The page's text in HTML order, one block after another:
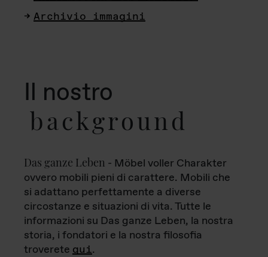
Archivio immagini
Il nostro
background
Das ganze Leben - Möbel voller Charakter
ovvero mobili pieni di carattere. Mobili che
si adattano perfettamente a diverse
circostanze e situazioni di vita. Tutte le
informazioni su Das ganze Leben, la nostra
storia, i fondatori e la nostra filosofia
troverete qui.